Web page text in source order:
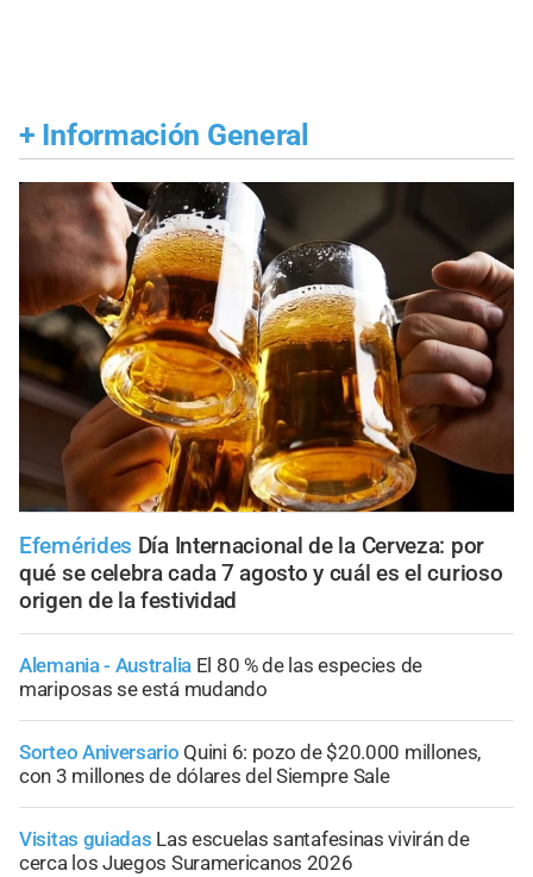
+ Información General
Efemérides Día Internacional de la Cerveza: por
qué se celebra cada 7 agosto y cuál es el curioso
origen de la festividad
Alemania - Australia El 80 % de las especies de
mariposas se está mudando
Sorteo Aniversario Quini 6: pozo de $20.000 millones,
con 3 millones de dólares del Siempre Sale
Visitas guiadas Las escuelas santafesinas vivirán de
cerca los Juegos Suramericanos 2026